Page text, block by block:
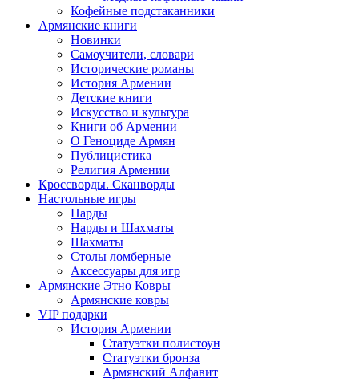
Кофейные подстаканники
Армянские книги
Новинки
Самоучители, словари
Исторические романы
История Армении
Детские книги
Иcкусство и культура
Книги об Армении
О Геноциде Армян
Публицистика
Религия Армении
Кроссворды. Сканворды
Настольные игры
Нарды
Нарды и Шахматы
Шахматы
Столы ломберные
Аксессуары для игр
Армянские Этно Ковры
Армянские ковры
VIP подарки
История Армении
Статуэтки полистоун
Статуэтки бронза
Армянский Алфавит